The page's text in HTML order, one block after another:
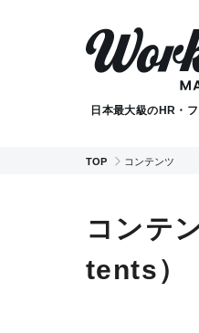
日本最大級のHR・
TOP コンテンツ
コンテ
tents）